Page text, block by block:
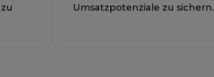
Umsatzpotenziale zu sichern.